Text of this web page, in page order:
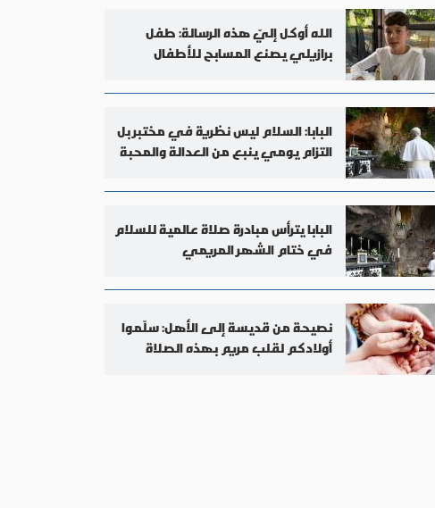
الله أوكل إليّ هذه الرسالة: طفل
برازيلي يصنع المسابح للأطفال
البابا: السلام ليس نظرية في مختبر بل
التزام يومي ينبع من العدالة والمحبة
البابا يترأس مبادرة صلاة عالمية للسلام
في ختام الشهر المريمي
نصيحة من قديسة إلى الأهل: سلّموا
أولادكم لقلب مريم بهذه الصلاة